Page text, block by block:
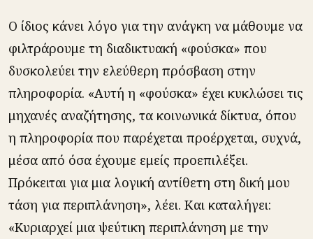
Ο ίδιος κάνει λόγο για την ανάγκη να μάθουμε να
φιλτράρουμε τη διαδικτυακή «φούσκα» που
δυσκολεύει την ελεύθερη πρόσβαση στην
πληροφορία. «Αυτή η «φούσκα» έχει κυκλώσει τις
μηχανές αναζήτησης, τα κοινωνικά δίκτυα, όπου
η πληροφορία που παρέχεται προέρχεται, συχνά,
μέσα από όσα έχουμε εμείς προεπιλέξει.
Πρόκειται για μια λογική αντίθετη στη δική μου
τάση για περιπλάνηση», λέει. Και καταλήγει:
«Κυριαρχεί μια ψεύτικη περιπλάνηση με την